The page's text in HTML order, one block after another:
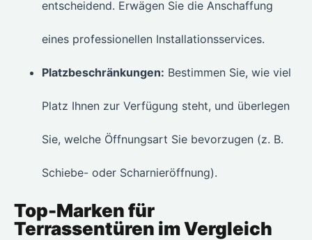
entscheidend. Erwägen Sie die Anschaffung
eines professionellen Installationsservices.
Platzbeschränkungen: Bestimmen Sie, wie viel
Platz Ihnen zur Verfügung steht, und überlegen
Sie, welche Öffnungsart Sie bevorzugen (z. B.
Schiebe- oder Scharnieröffnung).
Top-Marken für
Terrassentüren im Vergleich